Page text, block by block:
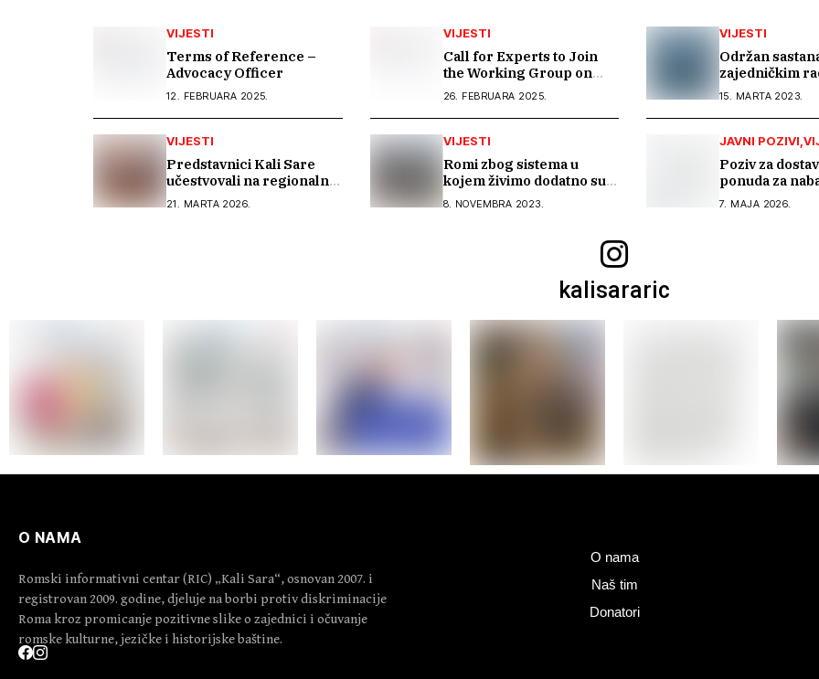
VIJESTI
Terms of Reference –
Advocacy Officer
12. FEBRUARA 2025.
VIJESTI
Call for Experts to Join
the Working Group on
Antigypsyism in EU
funded project
26. FEBRUARA 2025.
VIJESTI
Održan
zajedničkim
trgovine
15. MARTA 2023.
VIJESTI
Predstavnici Kali Sare
učestvovali na regionalnoj
konferenciji o inkluzivnoj
memorijalizaciji u Rijeci
21. MARTA 2026.
VIJESTI
Romi zbog sistema u
kojem živimo dodatno su
marginalizirani –
potrebno hitno
socijalne zaštite na nivou
8. NOVEMBRA 2023.
JAVNI POZIVI
Poziv za
ponuda za
obuke za
Rome
7. MAJA 2026.
kalisararic
O NAMA
Romski informativni centar (RIC) „Kali Sara“, osnovan 2007. i
registrovan 2009. godine, djeluje na borbi protiv diskriminacije
Roma kroz promicanje pozitivne slike o zajednici i očuvanje
romske kulturne, jezičke i historijske baštine.
O nama
Naš tim
Donatori